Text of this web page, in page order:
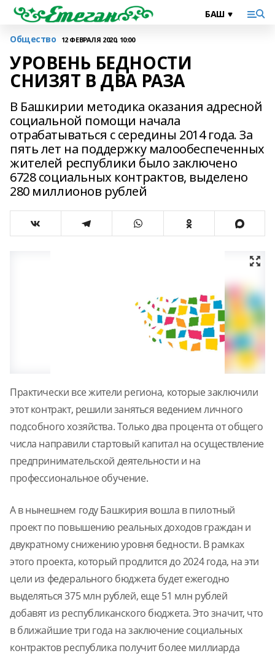
Общество 12 ФЕВРАЛЯ 2020, 10:00
УРОВЕНЬ БЕДНОСТИ
СНИЗЯТ В ДВА РАЗА
В Башкирии методика оказания адресной
социальной помощи начала
отрабатываться с середины 2014 года. За
пять лет на поддержку малообеспеченных
жителей республики было заключено
6728 социальных контрактов, выделено
280 миллионов рублей
Практически все жители региона, которые заключили
этот контракт, решили заняться ведением личного
подсобного хозяйства. Только два процента от общего
числа направили стартовый капитал на осуществление
предпринимательской деятельности и на
профессиональное обучение.
А в нынешнем году Башкирия вошла в пилотный
проект по повышению реальных доходов граждан и
двукратному снижению уровня бедности. В рамках
этого проекта, который продлится до 2024 года, на эти
цели из федерального бюджета будет ежегодно
выделяться 375 млн рублей, еще 51 млн рублей
добавят из республиканского бюджета. Это значит, что
в ближайшие три года на заключение социальных
контрактов республика получит более миллиарда